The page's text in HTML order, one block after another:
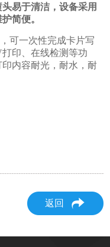
易于清洁，设备采用
简便。
可一次性完成卡片写
印、在线检测等功
内容耐光，耐水，耐
返回